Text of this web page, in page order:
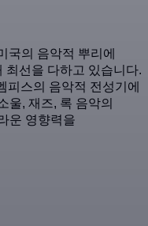
국의 음악적 뿌리에
최선을 다하고 있습니다.
피스의 음악적 전성기에
울, 재즈, 록 음악의
운 영향력을